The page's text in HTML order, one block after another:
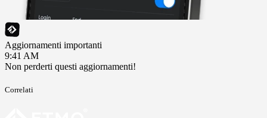
Aggiornamenti importanti
9:41 AM
Non perderti questi aggiornamenti!
Correlati